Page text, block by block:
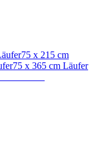
75 x 215 cm
75 x 365 cm Läufer